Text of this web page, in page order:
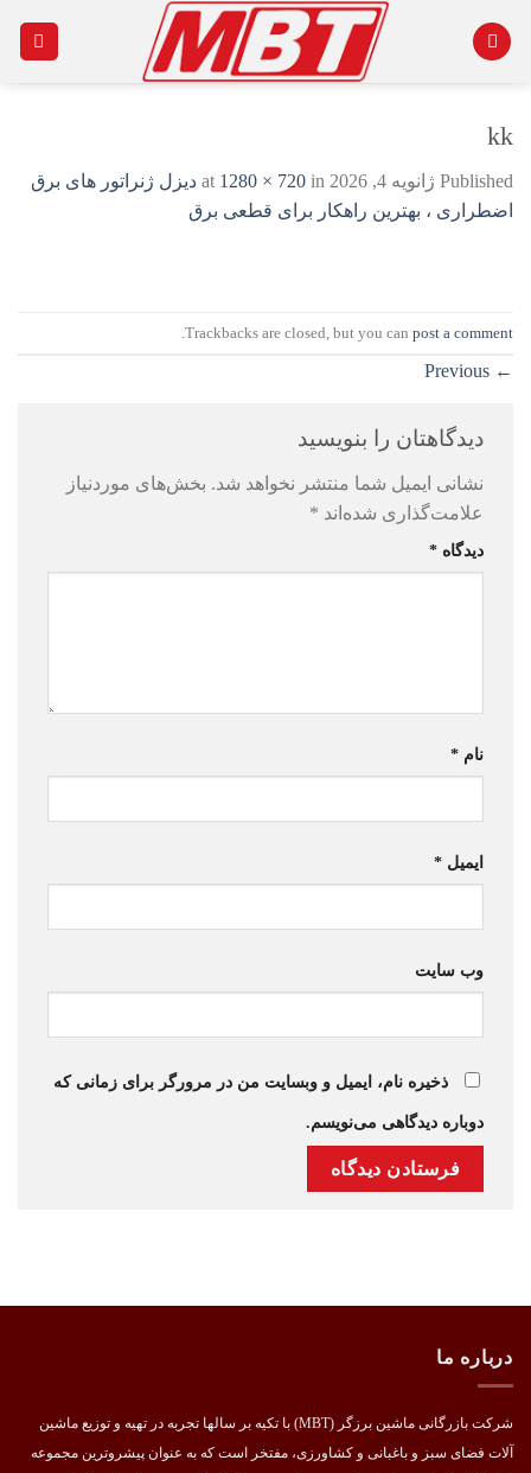
kk
Published ژانویه 4, 2026 1280 × 720 in
دیزل ژنراتور های برق
اضطراری ، بهترین راهکار برای قطعی برق
Trackbacks are closed, but you can post a comment
←
دیدگاهتان را بنویسید
نشانی ایمیل شما منتشر نخواهد شد. بخش‌های موردنیاز
علامت‌گذاری شده‌اند *
دیدگاه *
نام *
ایمیل *
وب‌ سایت
ذخیره نام، ایمیل و وبسایت من در مرورگر برای زمانی که
دوباره دیدگاهی می‌نویسم.
درباره ما
شرکت بازرگانی ماشین برزگر (MBT) با تکیه بر سالها تجربه در تهیه و توزیع ماشین
آلات فضای سبز و باغبانی و کشاورزی، مفتخر است که به عنوان پیشروترین مجموعه